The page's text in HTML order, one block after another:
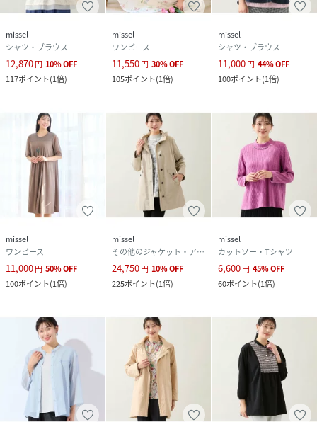
missel
シャツ・ブラウス
12,870円 10%OFF
117ポイント(1倍)
missel
ワンピース
11,550円 30%OFF
105ポイント(1倍)
missel
シャツ・ブラウス
11,000円 44%OFF
100ポイント(1倍)
missel
ワンピース
11,000円 50%OFF
100ポイント(1倍)
missel
その他のジャケット・アウター
24,750円 10%OFF
225ポイント(1倍)
missel
カットソー・Tシャツ
6,600円 45%OFF
60ポイント(1倍)